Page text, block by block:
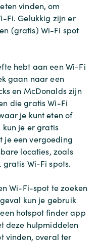
vinden, om
Fi. Gelukkig zijn er
(gratis) Wi-Fi spot
hebt aan een Wi-Fi
gaan naar een
en McDonalds zijn
die gratis Wi-Fi
je kunt eten of
kun je er gratis
je een vergoeding
locaties, zoals
Wi-Fi spots.
Wi-Fi-spot te zoeken
kun je gebruik
hotspot finder app
deze hulpmiddelen
vinden, overal ter